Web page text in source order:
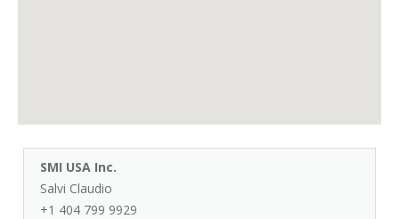
SMI USA Inc.
Salvi Claudio
+1 404 799 9929